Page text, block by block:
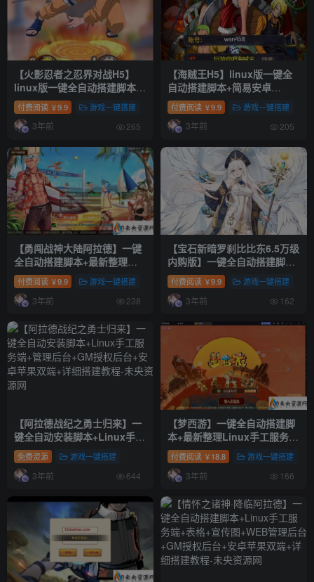
【火影忍者之忍界对战H5】
linux版一键全自动搭建脚本
+简易安卓app最新整理Win一
键服务端+管理后台+GM后台
+详细搭建教程
付费阅读 ￥9.9 游戏一键搭建
3年前 265
【海贼王H5】linux版一键全
自动搭建脚本+简易安卓
app+最新整理WIN系服务端
+运营后台+GM授权后台+详细
搭建教程
付费阅读 ￥9.9 游戏一键搭建
3年前 205
【勇闯战神大陆阿拉德】一键
全自动搭建脚本+最新整理
Linux手工服务端+安卓苹果双
端+运营后台+GM授权后台+详
细搭建教程
付费阅读 ￥9.9 游戏一键搭建
3年前 238
【宝石新暗罗刹比比东6.5万级
内购版】一键全自动搭建脚本
+Linux手工服务端+多区跨服
+GM授权后台+安卓+详细搭建
教程+视频教程
付费阅读 ￥9.9 游戏一键搭建
3年前 162
【阿拉德战纪之勇士归来】一
键全自动安装脚本+Linux手工
服务端+管理后台+GM授权后
台+安卓苹果双端+详细搭建教
程
免费资源 游戏一键搭建
3年前 644
【梦西游】一键全自动搭建脚
本+最新整理Linux手工服务端
+管理后台+GM后台+安卓苹果
双端+详细搭建教程+视频教程
付费阅读 ￥ 18.8 游戏一键搭建
3年前 166